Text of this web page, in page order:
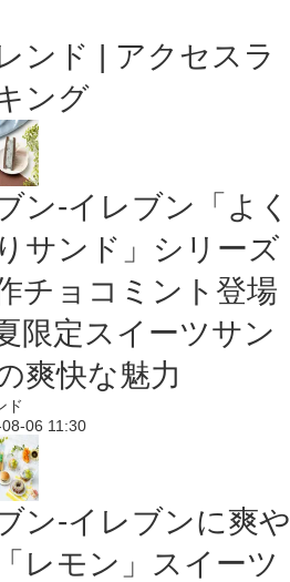
ンド | アクセスラ
ング
ン‐イレブン「よく
サンド」シリーズ
チョコミント登場
夏限定スイーツサン
爽快な魅力
ド
06 11:30
ン‐イレブンに爽や
レモン」スイーツ